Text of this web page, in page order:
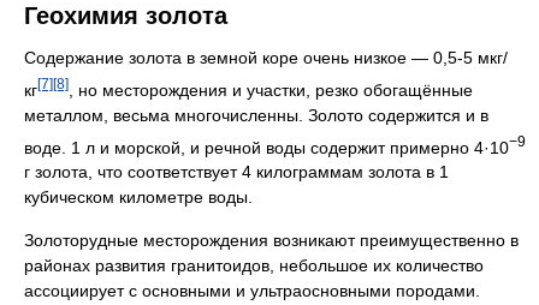
Геохимия золота
Содержание золота в земной коре очень низкое — 0,5-5 мкг/
кг[7][8]
, но месторождения и участки, резко обогащённые
металлом, весьма многочисленны. Золото содержится и в
воде. 1 л и морской, и речной воды содержит примерно 4·10−9
г золота, что соответствует 4 килограммам золота в 1
кубическом километре воды.
Золоторудные месторождения возникают преимущественно в
районах развития гранитоидов, небольшое их количество
ассоциирует с основными и ультраосновными породами.